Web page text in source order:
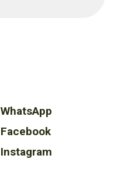
WhatsApp
Facebook
Instagram